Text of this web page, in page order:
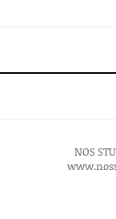
NOS